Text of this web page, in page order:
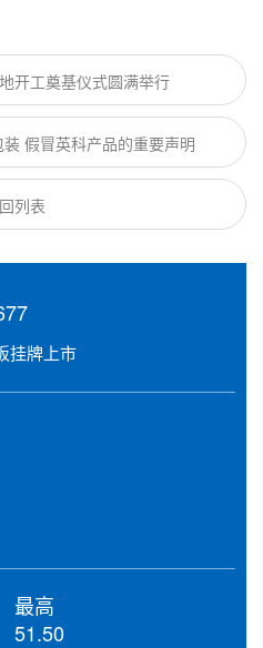
开工奠基仪式圆满举行
下一篇：关于伪造英科包装 假冒英科产品的重要声明
列表
挂牌上市
最高
51.50